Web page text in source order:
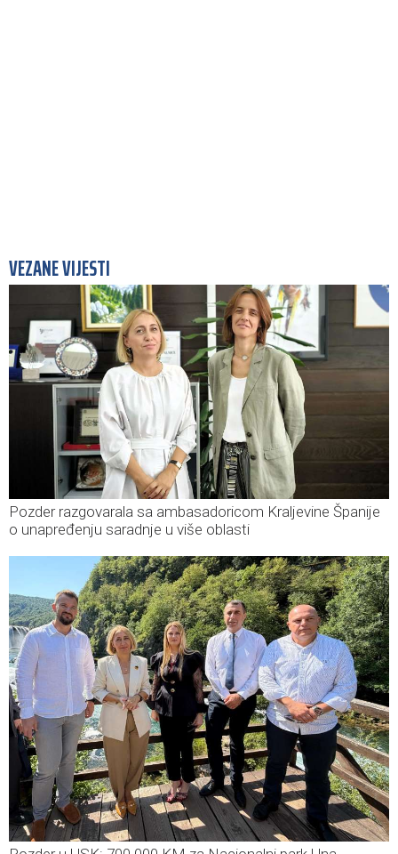
VEZANE VIJESTI
Pozder razgovarala sa ambasadoricom Kraljevine Španije
o unapređenju saradnje u više oblasti